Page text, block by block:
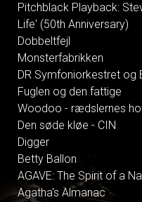
Pitchblack Playback:
Life' (50th Anniversary)
Dobbeltfejl
Monsterfabrikken
DR Symfoniorkestret og
Fuglen og den fattige
Woodoo - rædslernes
Den søde kløe - CIN
Digger
Betty Ballon
AGAVE: The Spirit of a
Agatha's Almanac